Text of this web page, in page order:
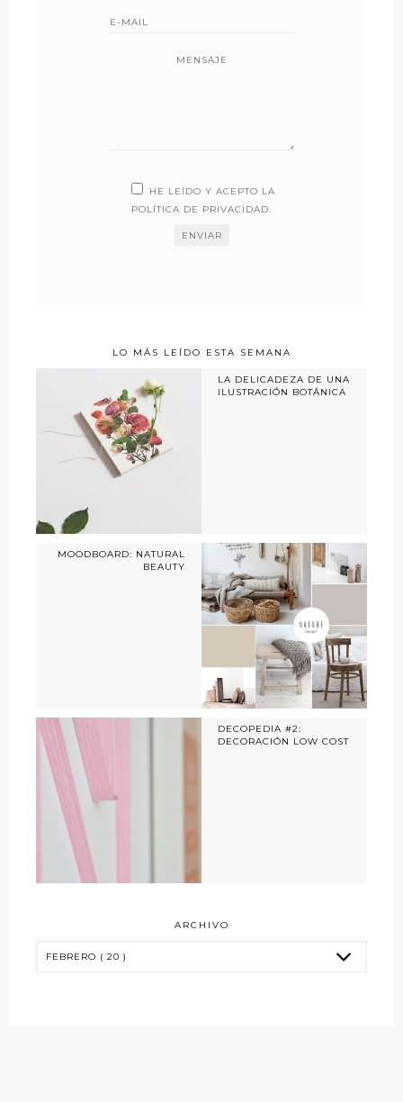
MENSAJE
HE LEÍDO Y ACEPTO LA
POLÍTICA DE PRIVACIDAD.
LO MÁS LEÍDO ESTA SEMANA
LA DELICADEZA DE UNA
ILUSTRACIÓN BOTÁNICA
MOODBOARD: NATURAL
BEAUTY
DECOPEDIA #2:
DECORACIÓN LOW COST
ARCHIVO